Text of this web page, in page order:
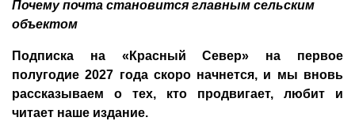
Почему почта становится главным сельским
объектом
Подписка на «Красный Север» на первое
полугодие 2027 года скоро начнется, и мы вновь
рассказываем о тех, кто продвигает, любит и
читает наше издание.